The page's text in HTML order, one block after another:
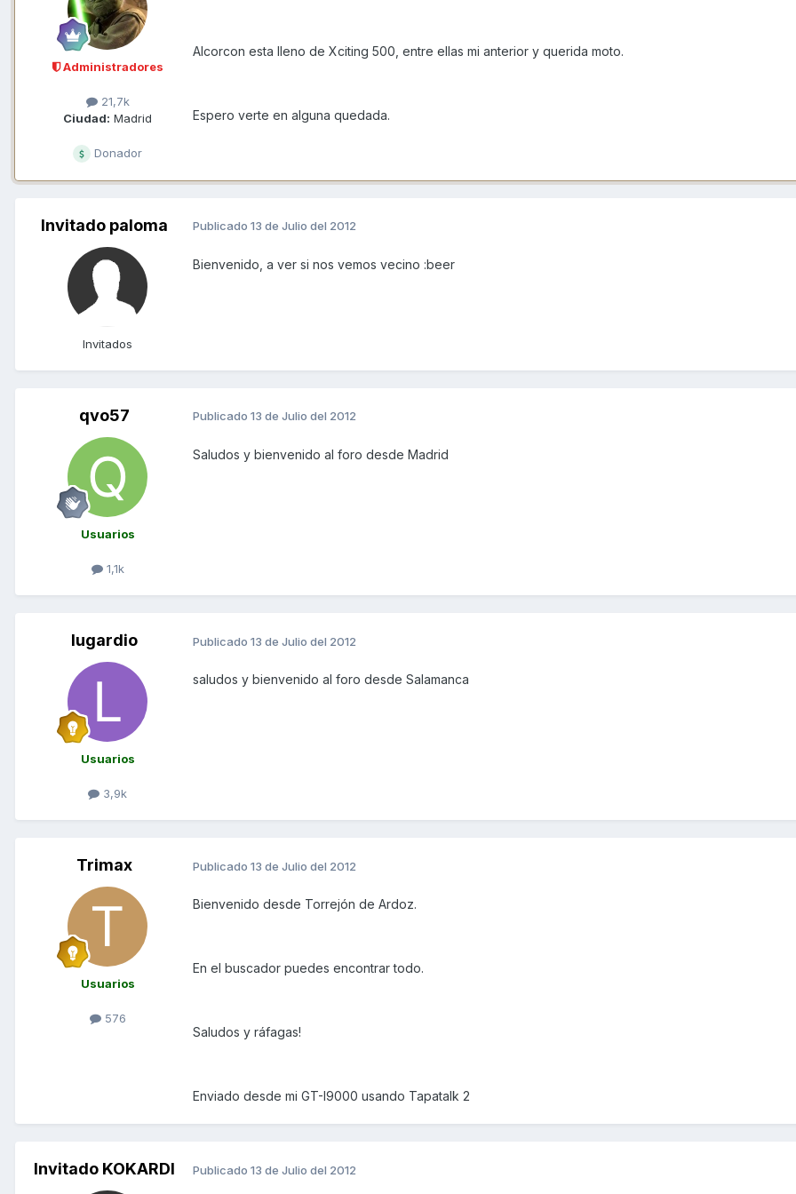
Administradores
21,7k
Ciudad: Madrid
Donador
Alcorcon esta lleno de Xciting 500, entre ellas mi anterior y querida moto.
Espero verte en alguna quedada.
Invitado paloma
Invitados
Publicado 13 de Julio del 2012
Bienvenido, a ver si nos vemos vecino :beer
qvo57
Usuarios
1,1k
Publicado 13 de Julio del 2012
Saludos y bienvenido al foro desde Madrid
lugardio
Usuarios
3,9k
Publicado 13 de Julio del 2012
saludos y bienvenido al foro desde Salamanca
Trimax
Usuarios
576
Publicado 13 de Julio del 2012
Bienvenido desde Torrejón de Ardoz.
En el buscador puedes encontrar todo.
Saludos y ráfagas!
Enviado desde mi GT-I9000 usando Tapatalk 2
Invitado KOKARDI Publicado 13 de Julio del 2012